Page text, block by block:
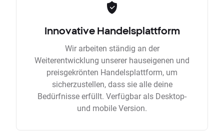
Innovative Handelsplattform
Wir arbeiten ständig an der
Weiterentwicklung unserer hauseigenen und
preisgekrönten Handelsplattform, um
sicherzustellen, dass sie alle deine
Bedürfnisse erfüllt. Verfügbar als Desktop-
und mobile Version.